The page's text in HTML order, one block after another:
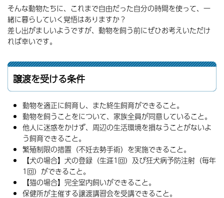
そんな動物たちに、これまで自由だった自分の時間を使って、一
緒に暮らしていく覚悟はありますか？
差し出がましいようですが、動物を飼う前にぜひお考えいただけ
れば幸いです。
譲渡を受ける条件
動物を適正に飼育し、また終生飼育ができること。
動物を飼うことをについて、家族全員が同意していること。
他人に迷惑をかけず、周辺の生活環境を損なうことがないよ
う飼育できること。
繁殖制限の措置（不妊去勢手術）を実施できること。
【犬の場合】犬の登録（生涯1回）及び狂犬病予防注射（毎年
1回）ができること。
【猫の場合】完全室内飼いができること。
保健所が主催する譲渡講習会を受講できること。